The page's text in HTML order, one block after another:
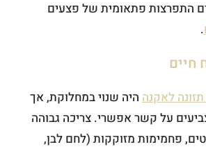
התפרצות פתאומית של פצעים
.
לאקנה היה שנוי במחלוקת, אך
על קשר אפשרי. צריכה גבוהה
פחמימות מזוקקות (לחם לבן,